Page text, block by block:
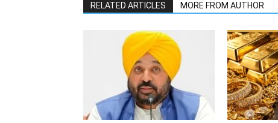
RELATED ARTICLES MORE FROM AUTHOR